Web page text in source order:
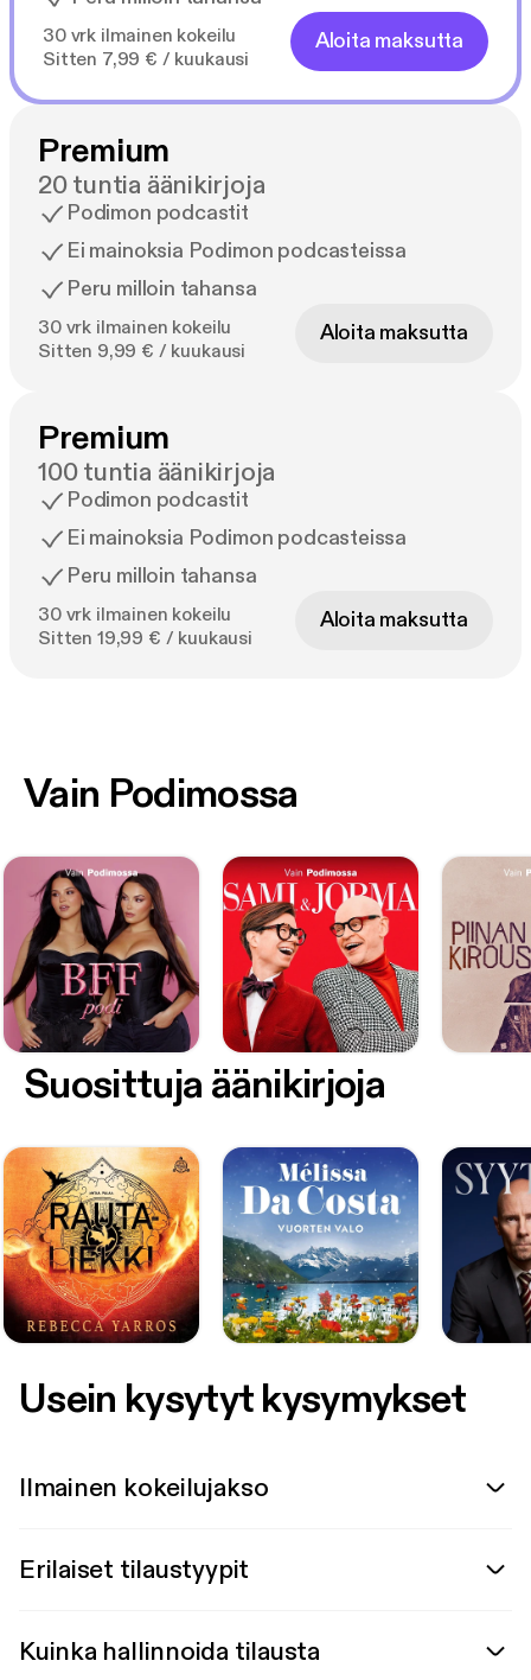
30 vrk ilmainen kokeilu
Sitten 7,99 € / kuukausi
Aloita maksutta
Premium
20 tuntia äänikirjoja
Podimon podcastit
Ei mainoksia Podimon podcasteissa
Peru milloin tahansa
30 vrk ilmainen kokeilu
Sitten 9,99 € / kuukausi
Aloita maksutta
Premium
100 tuntia äänikirjoja
Podimon podcastit
Ei mainoksia Podimon podcasteissa
Peru milloin tahansa
30 vrk ilmainen kokeilu
Sitten 19,99 € / kuukausi
Aloita maksutta
Vain Podimossa
Suosittuja äänikirjoja
Usein kysytyt kysymykset
Ilmainen kokeilujakso
Erilaiset tilaustyypit
Kuinka hallinnoida tilausta